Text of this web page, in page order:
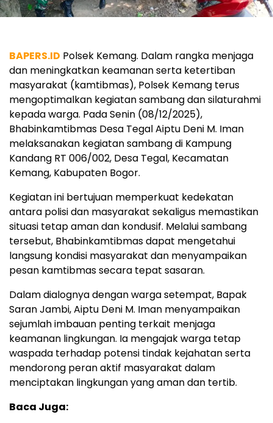
BAPERS.ID Polsek Kemang. Dalam rangka menjaga
dan meningkatkan keamanan serta ketertiban
masyarakat (kamtibmas), Polsek Kemang terus
mengoptimalkan kegiatan sambang dan silaturahmi
kepada warga. Pada Senin (08/12/2025),
Bhabinkamtibmas Desa Tegal Aiptu Deni M. Iman
melaksanakan kegiatan sambang di Kampung
Kandang RT 006/002, Desa Tegal, Kecamatan
Kemang, Kabupaten Bogor.
Kegiatan ini bertujuan memperkuat kedekatan
antara polisi dan masyarakat sekaligus memastikan
situasi tetap aman dan kondusif. Melalui sambang
tersebut, Bhabinkamtibmas dapat mengetahui
langsung kondisi masyarakat dan menyampaikan
pesan kamtibmas secara tepat sasaran.
Dalam dialognya dengan warga setempat, Bapak
Saran Jambi, Aiptu Deni M. Iman menyampaikan
sejumlah imbauan penting terkait menjaga
keamanan lingkungan. Ia mengajak warga tetap
waspada terhadap potensi tindak kejahatan serta
mendorong peran aktif masyarakat dalam
menciptakan lingkungan yang aman dan tertib.
Baca Juga: